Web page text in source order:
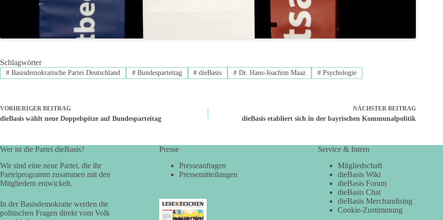
Schlagwörter
#Basisdemokratische Partei Deutschland #Bundesparteitag # dieBasis # Dr. Hans-Joachim Maaz # Psychologie
VORHERIGER BEITRAG
dieBasis wählt neue Doppelspitze auf Bundesparteitag
NÄCHSTER BEITRAG
dieBasis etabliert sich in der bayrischen Kommunalpolitik
Wer ist die Partei dieBasis?
Wir sind eine neue Partei, die ihr
Parteiprogramm zusammen mit den
Mitgliedern entwickelt.
In der Basisdemokratie werden die
politischen Fragen direkt vom Volk
Presse
Presseanfragen
Pressemitteilungen
Service & Intern
Mitgliedschaft
dieBasis Wiki
dieBasis Forum
dieBasis Chat
dieBasis Merchandising
Cookie-Zustimmung